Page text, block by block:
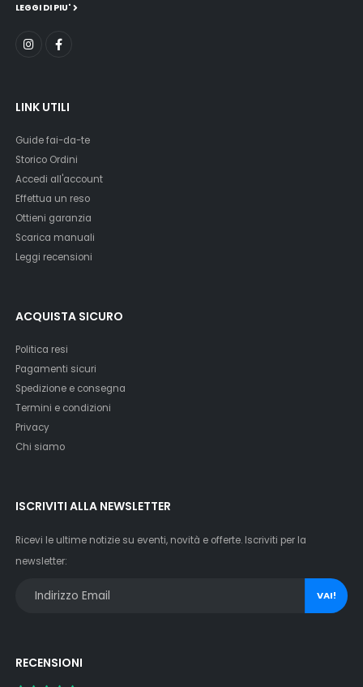
LEGGI DI PIU'
LINK UTILI
Guide fai-da-te
Storico Ordini
Accedi all'account
Effettua un reso
Ottieni garanzia
Scarica manuali
Leggi recensioni
ACQUISTA SICURO
Politica resi
Pagamenti sicuri
Spedizione e consegna
Termini e condizioni
Privacy
Chi siamo
ISCRIVITI ALLA NEWSLETTER
Ricevi le ultime notizie su eventi, novità e offerte. Iscriviti per la
newsletter:
VAI!
RECENSIONI